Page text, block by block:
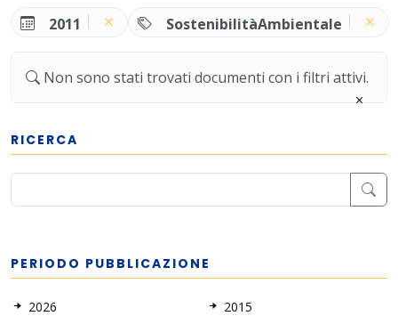
2011 SostenibilitàAmbientale
Non sono stati trovati documenti con i filtri attivi.
RICERCA
PERIODO PUBBLICAZIONE
2026
2015